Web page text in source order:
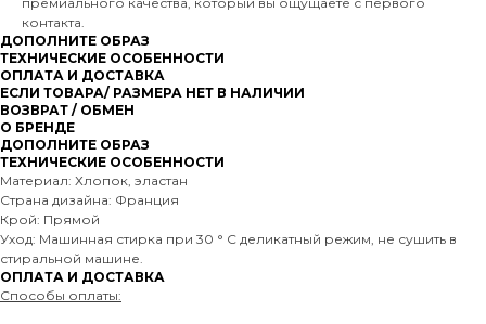
контакта.
ДОПОЛНИТЕ ОБРАЗ
ТЕХНИЧЕСКИЕ ОСОБЕННОСТИ
ОПЛАТА И ДОСТАВКА
ЕСЛИ ТОВАРА/ РАЗМЕРА НЕТ В НАЛИЧИИ
ВОЗВРАТ / ОБМЕН
О БРЕНДЕ
ДОПОЛНИТЕ ОБРАЗ
ТЕХНИЧЕСКИЕ ОСОБЕННОСТИ
Материал: Хлопок, эластан
Страна дизайна: Франция
Крой: Прямой
Уход: Машинная стирка при 30 ° C деликатный режим, не сушить в
стиральной машине.
ОПЛАТА И ДОСТАВКА
Способы оплаты: